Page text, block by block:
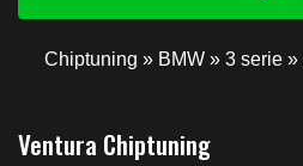
Chiptuning » BMW» 3 serie»
Ventura Chiptuning